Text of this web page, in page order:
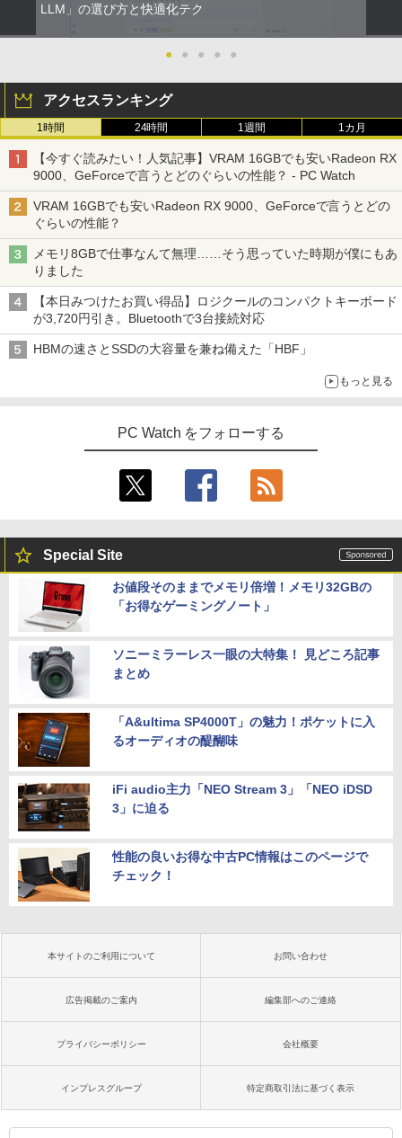
LLM」の選び方と快適化テク
● ● ● ● ●
アクセスランキング
1時間 24時間 1週間 1カ月
【今すぐ読みたい！人気記事】VRAM 16GBでも安いRadeon RX
9000、GeForceで言うとどのぐらいの性能？ - PC Watch
VRAM 16GBでも安いRadeon RX 9000、GeForceで言うとどの
ぐらいの性能？
メモリ8GBで仕事なんて無理……そう思っていた時期が僕にもあ
りました
【本日みつけたお買い得品】ロジクールのコンパクトキーボード
が3,720円引き。Bluetoothで3台接続対応
HBMの速さとSSDの大容量を兼ね備えた「HBF」
もっと見る
PC Watch をフォローする
Special Site
お値段そのままでメモリ倍増！メモリ32GBの
「お得なゲーミングノート」
ソニーミラーレス一眼の大特集！ 見どころ記事
まとめ
「A&ultima SP4000T」の魅力！ポケットに入
るオーディオの醍醐味
iFi audio主力「NEO Stream 3」「NEO iDSD
3」に迫る
性能の良いお得な中古PC情報はこのページで
チェック！
本サイトのご利用について お問い合わせ
広告掲載のご案内 編集部へのご連絡
プライバシーポリシー 会社概要
インプレスグループ 特定商取引法に基づく表示